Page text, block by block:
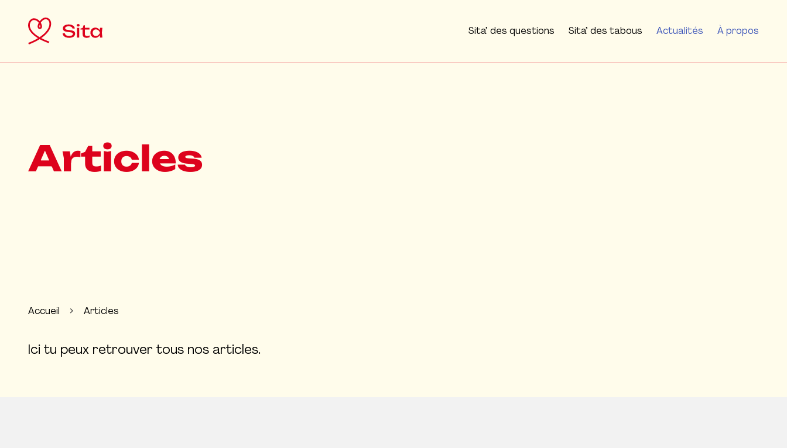
Sita’ des questions Sita’ des tabous Actualités À propos
Articles
Accueil Articles
Ici tu peux retrouver tous nos articles.